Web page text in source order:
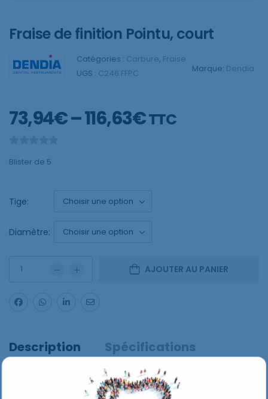
Fraise de finition Pointu, court
Catégories : Carbure, Fraise
UGS : C246.FFPC Marque: Dendia
73,94€–116,63€TTC
Blister de 5
Tige:
Diamètre:
AJOUTER AU PANIER
Description Spécifications